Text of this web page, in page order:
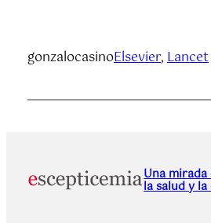
gonzalocasinoElsevier, Lancet
Una
la salud y